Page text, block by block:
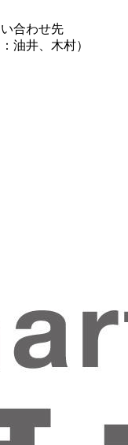
合わせ先
油井、木村）